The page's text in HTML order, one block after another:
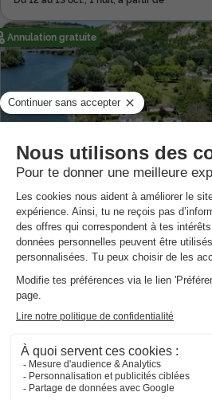
Annulation gratuite
Flower Camping L'Ile Des Trois
Haute-normandie,Les Andelys
4.1
8.6 Excellent
Du 19 au 20 sept., 1 nuit, à partir de